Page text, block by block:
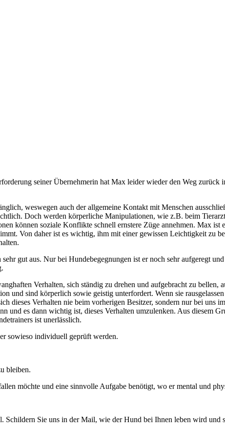
seiner Übernehmerin hat Max leider wieder den Weg zurück
weswegen auch der allgemeine Kontakt mit Menschen
Doch werden körperliche Manipulationen, wie z.B. beim
können soziale Konflikte schnell ernstere Züge annehmen. Max ist
Von daher ist es wichtig, ihm mit einer gewissen Leichtigkeit zu
gut aus. Nur bei Hundebegegnungen ist er noch sehr aufgeregt
Verhalten, sich ständig zu drehen und aufgebracht zu bellen,
sind körperlich sowie geistig unterfordert. Wenn sie
dieses Verhalten nie beim vorherigen Besitzer, sondern nur bei uns
und es dann wichtig ist, dieses Verhalten umzulenken. Aus diesem
ist unerlässlich.
sowieso individuell geprüft werden.
bleiben.
möchte und eine sinnvolle Aufgabe benötigt, wo er mental und
Sie uns in der Mail, wie der Hund bei Ihnen leben wird und